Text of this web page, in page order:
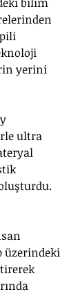
yerini
ultra
üzerindeki